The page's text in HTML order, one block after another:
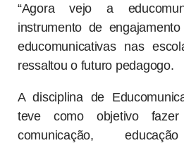
“Agora vejo a
instrumento de
educomunicativas nas
ressaltou o futuro pedagogo.
A disciplina de
teve como objetivo
comunicação,